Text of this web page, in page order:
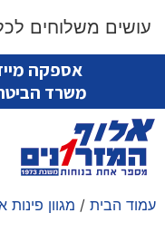
עושים משלוחים
אספקה
משרד הביטחון
עמוד הבית / מגוון פינות